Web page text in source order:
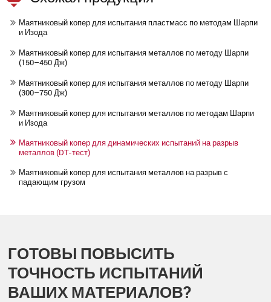
Маятниковый копер для испытания пластмасс по методам Шарпи
и Изода
Маятниковый копер для испытания металлов по методу Шарпи
(150–450 Дж)
Маятниковый копер для испытания металлов по методу Шарпи
(300–750 Дж)
Маятниковый копер для испытания металлов по методам Шарпи
и Изода
Маятниковый копер для динамических испытаний на разрыв
металлов (DT-тест)
Маятниковый копер для испытания металлов на разрыв с
падающим грузом
ГОТОВЫ ПОВЫСИТЬ
ТОЧНОСТЬ ИСПЫТАНИЙ
ВАШИХ МАТЕРИАЛОВ?